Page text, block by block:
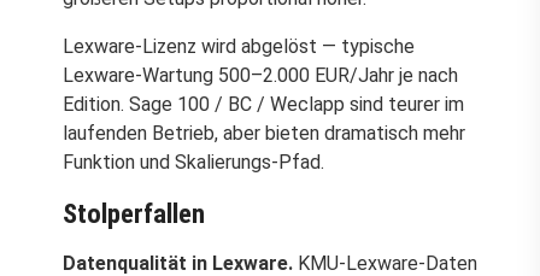
Lexware-Lizenz wird abgelöst — typische
Lexware-Wartung 500–2.000 EUR/Jahr je nach
Edition. Sage 100 / BC / Weclapp sind teurer im
laufenden Betrieb, aber bieten dramatisch mehr
Funktion und Skalierungs-Pfad.
Stolperfallen
Datenqualität in Lexware. KMU-Lexware-Daten